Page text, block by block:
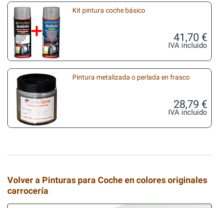
Kit pintura coche básico
41,70 €
IVA incluido
Pintura metalizada o perlada en frasco
28,79 €
IVA incluido
Volver a Pinturas para Coche en colores originales
carrocería